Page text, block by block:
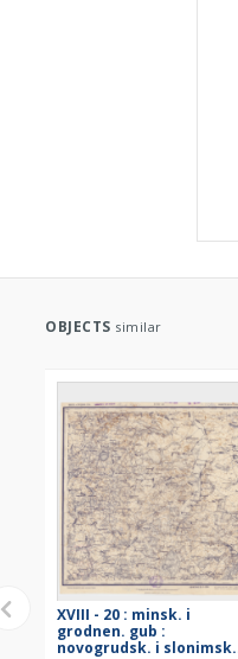
OBJECTS similar
XVIII - 20 : minsk. i
grodnen. gub :
novogrudsk. i slonimsk.